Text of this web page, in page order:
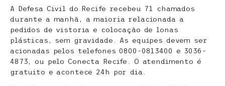
A Defesa Civil do Recife recebeu 71 chamados
durante a manhã, a maioria relacionada a
pedidos de vistoria e colocação de lonas
plásticas, sem gravidade. As equipes devem ser
acionadas pelos telefones 0800-0813400 e 3036-
4873, ou pelo Conecta Recife. O atendimento é
gratuito e acontece 24h por dia.